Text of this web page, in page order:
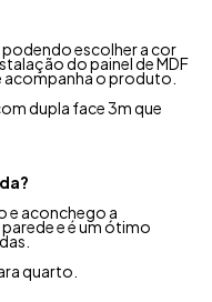
podendo escolher a cor
do painel de MDF
o produto.
dupla face 3m que
e aconchego a
e é um ótimo
quarto.